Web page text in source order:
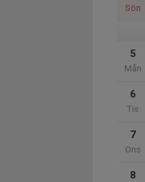
Sön
5
Mån
6
Tis
7
Ons
8